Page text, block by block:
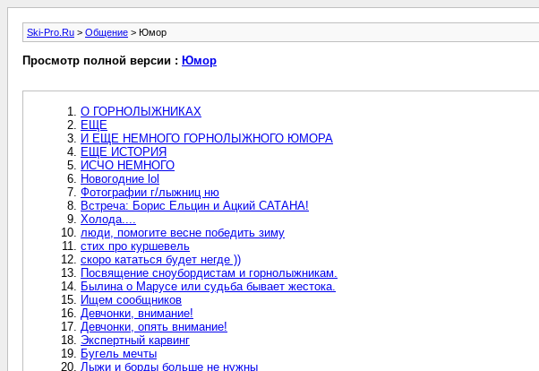
Ski-Pro.Ru > Общение > Юмор
Просмотр полной версии : Юмор
О ГОРНОЛЫЖНИКАХ
ЕЩЕ
И ЕЩЕ НЕМНОГО ГОРНОЛЫЖНОГО ЮМОРА
ЕЩЕ ИСТОРИЯ
ИСЧО НЕМНОГО
Новогодние lol
Фотографии г/лыжниц ню
Встреча: Борис Ельцин и Ацкий САТАНА!
Холода....
люди, помогите весне победить зиму
стих про куршевель
скоро кататься будет негде ))
Посвящение сноубордистам и горнолыжникам.
Былина о Марусе или судьба бывает жестока.
Ищем сообщников
Девчонки, внимание!
Девчонки, опять внимание!
Экспертный карвинг
Бугель мечты
Лыжи и борды больше не нужны